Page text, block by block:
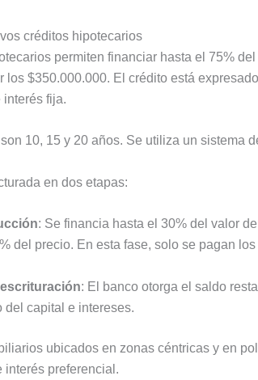
créditos hipotecarios
permiten financiar hasta el 75%
los $350.000.000. El crédito está
interés fija.
10, 15 y 20 años. Se utiliza un sistema
en dos etapas:
: Se financia hasta el 30% del valor
del precio. En esta fase, solo se pagan
: El banco otorga el saldo
del capital e intereses.
ubicados en zonas céntricas y en
interés preferencial.